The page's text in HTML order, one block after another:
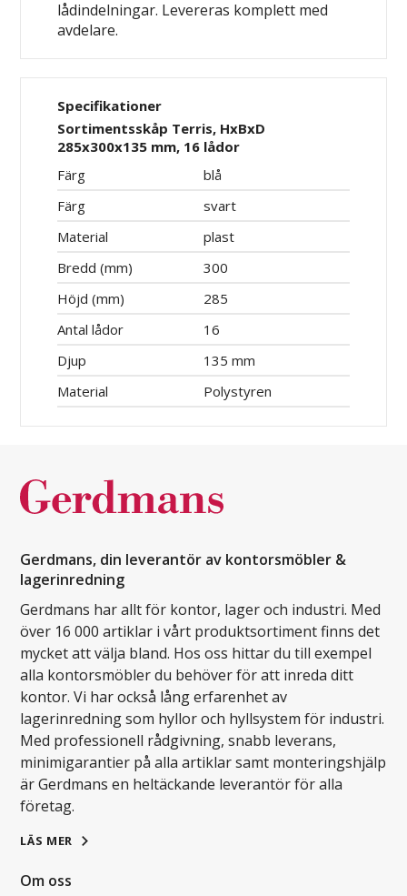
lådindelningar. Levereras komplett med
avdelare.
Specifikationer
Sortimentsskåp Terris, HxBxD
285x300x135 mm, 16 lådor
Färg
blå
Färg
svart
Material
plast
Bredd (mm)
300
Höjd (mm)
285
Antal lådor
16
Djup
135 mm
Material
Polystyren
Gerdmans, din leverantör av kontorsmöbler &
lagerinredning
Gerdmans har allt för kontor, lager och industri. Med
över 16 000 artiklar i vårt produktsortiment finns det
mycket att välja bland. Hos oss hittar du till exempel
alla kontorsmöbler du behöver för att inreda ditt
kontor. Vi har också lång erfarenhet av
lagerinredning som hyllor och hyllsystem för industri.
Med professionell rådgivning, snabb leverans,
minimigarantier på alla artiklar samt monteringshjälp
är Gerdmans en heltäckande leverantör för alla
företag.
LÄS MER
Om oss